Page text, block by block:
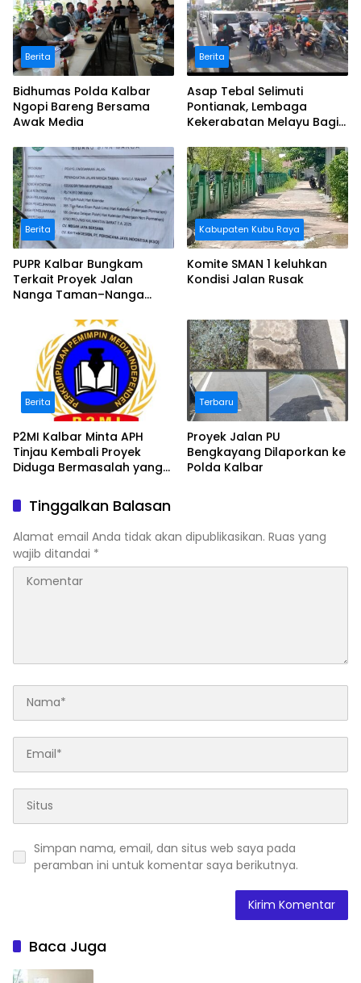
Berita
Bidhumas Polda Kalbar
Ngopi Bareng Bersama
Awak Media
Berita
Asap Tebal Selimuti
Pontianak, Lembaga
Kekerabatan Melayu Bagi
Berita
PUPR Kalbar Bungkam
Terkait Proyek Jalan
Nanga Taman–Nanga
Bermasalah
Kabupaten Kubu Raya
Komite SMAN 1 keluhkan
Kondisi Jalan Rusak
Berita
P2MI Kalbar Minta APH
Tinjau Kembali Proyek
Diduga Bermasalah yang
Terbaru
Proyek Jalan PU
Bengkayang Dilaporkan ke
Polda Kalbar
Tinggalkan Balasan
Alamat email Anda tidak akan dipublikasikan. Ruas yang
wajib ditandai *
Simpan nama, email, dan situs web saya pada
peramban ini untuk komentar saya berikutnya.
Baca Juga